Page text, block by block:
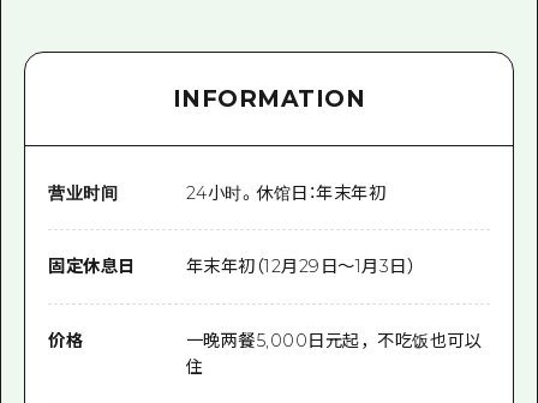
INFORMATION
营业时间 24小时。休馆日：年末年初
固定休息日 年末年初（12月29日～1月3日）
价格
一晚两餐5,000日元起，不吃饭也可以
住